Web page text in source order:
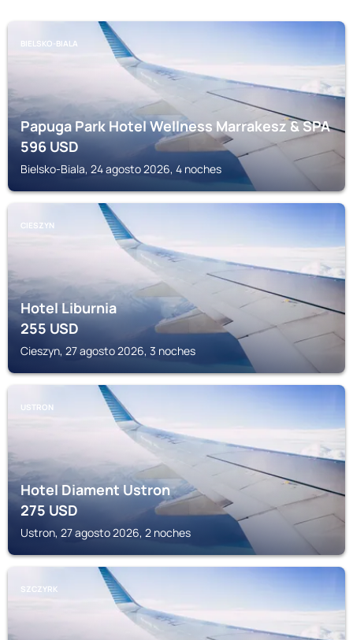
BIELSKO-BIALA
Papuga Park Hotel Wellness Marrakesz & SPA
596USD
Bielsko-Biala, 24 agosto 2026, 4 noches
CIESZYN
Hotel Liburnia
255USD
Cieszyn, 27 agosto 2026, 3 noches
USTRON
Hotel Diament Ustron
275USD
Ustron, 27 agosto 2026, 2 noches
SZCZYRK